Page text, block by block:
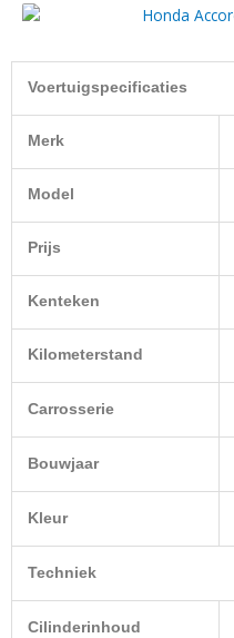
Voertuigspecificaties
Merk
Model
Prijs
Kenteken
Kilometerstand
Carrosserie
Bouwjaar
Kleur
Techniek
Cilinderinhoud